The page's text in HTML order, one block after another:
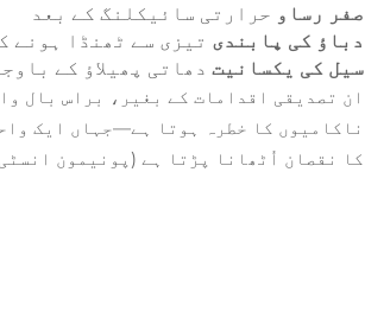
صفر رساو حرارتی سائیکلنگ کے بعد
دباؤ کی پابندی تیزی سے ٹھنڈا ہونے
سیل کی یکسانیت دھاتی پھیلاؤ کے
ان تصدیقی اقدامات کے بغیر، براس بال
کا نقصان اُٹھانا پڑتا ہے (پونیمون انسٹی